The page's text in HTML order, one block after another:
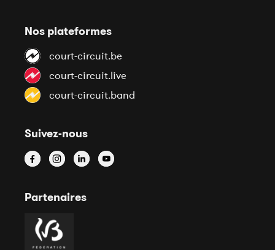
Nos plateformes
court-circuit.be
court-circuit.live
court-circuit.band
Suivez-nous
Partenaires